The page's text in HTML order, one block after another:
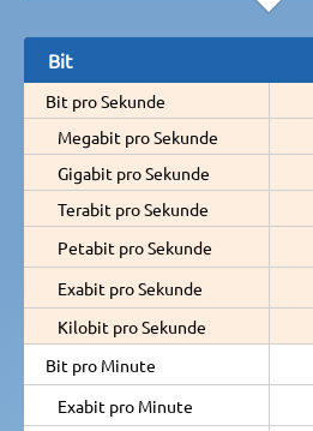
Bit
Bit pro Sekunde
Megabit pro Sekunde
Gigabit pro Sekunde
Terabit pro Sekunde
Petabit pro Sekunde
Exabit pro Sekunde
Kilobit pro Sekunde
Bit pro Minute
Exabit pro Minute